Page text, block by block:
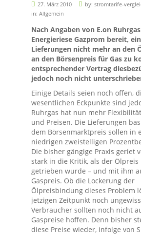
27. März 2010 by: stromtarife-
in: Allgemein
Nach Angaben von E.on
Energieriese Gazprom bereit,
Lieferungen nicht mehr an den
an den Börsenpreis für Gas zu
entsprechender Vertrag
jedoch noch nicht
Einige Details seien noch offen,
wesentlichen Eckpunkte sind
Ruhrgas hat nun mehr
und Preisen. Die Lieferungen
dem Börsenmarktpreis sollen in
niedrigen zweistelligen
Die bisher gängige Praxis geriet
stark in die Kritik, als der Ölpreis
getrieben wurde – und mit ihm
Gaspreis. Ob die Lockerung der
Ölpreisbindung dieses Problem
jetzigen Zeitpunkt noch
Verbraucher sollten noch nicht
Gaspreise hoffen. Denn bisher
diese Preise wieder, infolge von